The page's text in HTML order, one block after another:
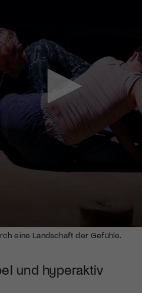
eine Landschaft der Gefühle.
und hyperaktiv
Art»!
Kulturschaffende(r) oder
unsere Arbeit.
du kostenlosen Zugang zu